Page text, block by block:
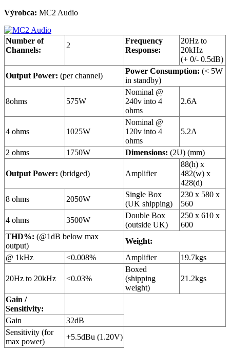
Výrobca: MC2 Audio
Number of
Channels:
2
Frequency
Response:
20Hz to
20kHz
(+ 0/- 0.5dB)
Output Power: (per channel)
Power Consumption: (< 5W
in standby)
8ohms 575W
Nominal @
240v into 4
ohms
2.6A
4 ohms 1025W
Nominal @
120v into 4
ohms
5.2A
2 ohms 1750W Dimensions: (2U) (mm)
Output Power: (bridged) Amplifier
88(h) x
482(w) x
428(d)
8 ohms
2050W
Single Box
(UK shipping)
230 x 580 x
560
4 ohms
3500W
Double Box
(outside UK)
250 x 610 x
600
THD%: (@1dB below max
output)
Weight:
@ 1kHz
<0.008% Amplifier 19.7kgs
20Hz to 20kHz <0.03%
Boxed
(shipping
weight)
21.2kgs
Gain /
Sensitivity:
Gain
32dB
Sensitivity (for
max power)
+5.5dBu (1.20V)